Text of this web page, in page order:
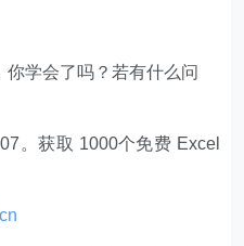
你学会了吗？若有什么问
。获取 1000个免费 Excel